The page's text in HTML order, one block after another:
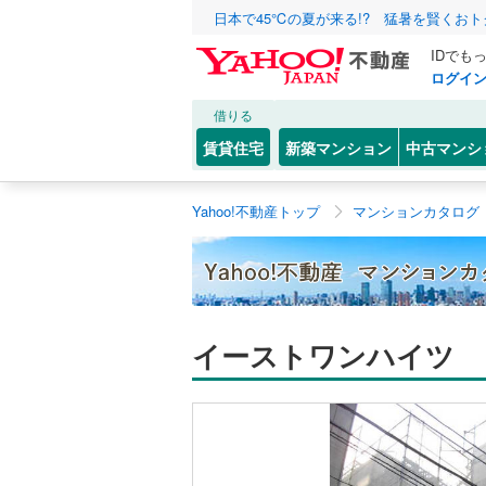
日本で45℃の夏が来る!? 猛暑を賢くおト
IDでも
ログイン
借りる
賃貸住宅 新築マンション 中古マンシ
Yahoo!不動産トップ マンションカタログ
イーストワンハイツ